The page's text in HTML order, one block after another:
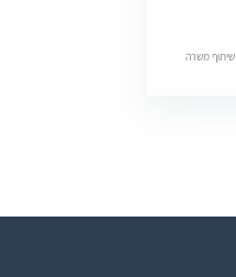
שיתוף משרה